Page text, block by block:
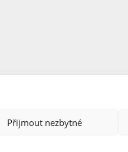
Přijmout nezbytné